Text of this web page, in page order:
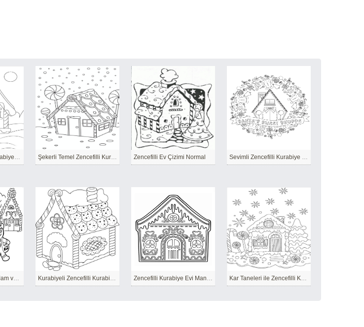
Güneşli Zencefilli Kurabiye Evi Şekerli Temel Zencefilli Kurabiye Evi Zencefilli Ev Çizimi Normal Sevimli Zencefilli Kurabiye Evi ücretsiz
Zencefilli Kurabiye Adam ve Zencefilli Kurabiye Köpek ve Zencefilli Kurabiye Evleri Kurabiyeli Zencefilli Kurabiye Evi Zencefilli Kurabiye Evi Mandala Kar Taneleri ile Zencefilli Kurabiye Evi